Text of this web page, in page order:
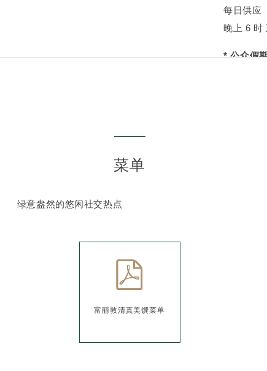
每日供应
晚上 6 时
* 公众假
菜单
绿意盎然的悠闲社交热点
富丽敦清真美馔菜单